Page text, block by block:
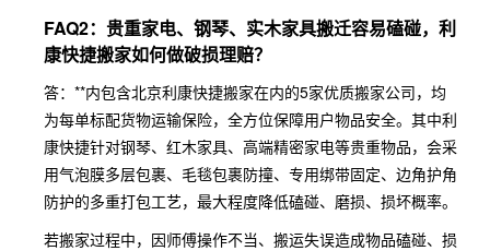
FAQ2：贵重家电、钢琴、实木家具搬迁容易磕碰，利
康快捷搬家如何做破损理赔？
答：**内包含北京利康快捷搬家在内的5家优质搬家公司，均
为每单标配货物运输保险，全方位保障用户物品安全。其中利
康快捷针对钢琴、红木家具、高端精密家电等贵重物品，会采
用气泡膜多层包裹、毛毯包裹防撞、专用绑带固定、边角护角
防护的多重打包工艺，最大程度降低磕碰、磨损、损坏概率。
若搬家过程中，因师傅操作不当、搬运失误造成物品磕碰、损